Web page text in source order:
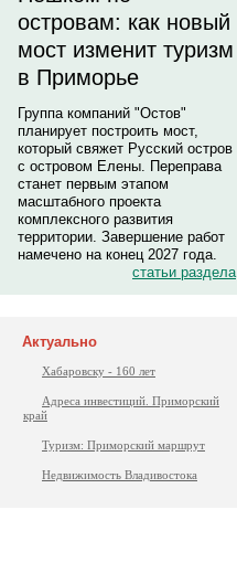
островам: как новый
мост изменит туризм
в Приморье
Группа компаний "Остов"
планирует построить мост,
который свяжет Русский остров
с островом Елены. Переправа
станет первым этапом
масштабного проекта
комплексного развития
территории. Завершение работ
намечено на конец 2027 года.
статьи раздела
Актуально
Хабаровску - 160 лет
Адреса инвестиций. Приморский
край
Туризм: Приморский маршрут
Недвижимость Владивостока